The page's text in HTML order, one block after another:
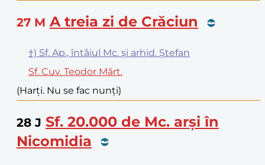
27 M A treia zi de Crăciun
†) Sf. Ap., întâiul Mc. și arhid. Ștefan
Sf. Cuv. Teodor Mărt.
(Harți. Nu se fac nunți)
28 J Sf. 20.000 de Mc. arși în
Nicomidia